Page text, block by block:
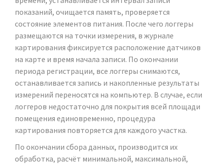
показаний, очищается память, проверяется
состояние элементов питания. После чего логгеры
размещаются на точки измерения, в журнале
картирования фиксируется расположение датчиков
на карте и время начала записи. По окончании
периода регистрации, все логгеры снимаются,
останавливается запись и накопленные результаты
измерений переносятся на компьютер. В случае, если
логгеров недостаточно для покрытия всей площади
помещения единовременно, процедура
картирования повторяется для каждого участка.
По окончании сбора данных, производится их
обработка, расчёт минимальной, максимальной,